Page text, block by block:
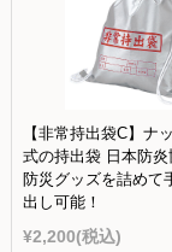
【非常持出袋C】ナ
式の持出袋 日本防炎
防災グッズを詰めて
出し可能！
¥2,200(税込)